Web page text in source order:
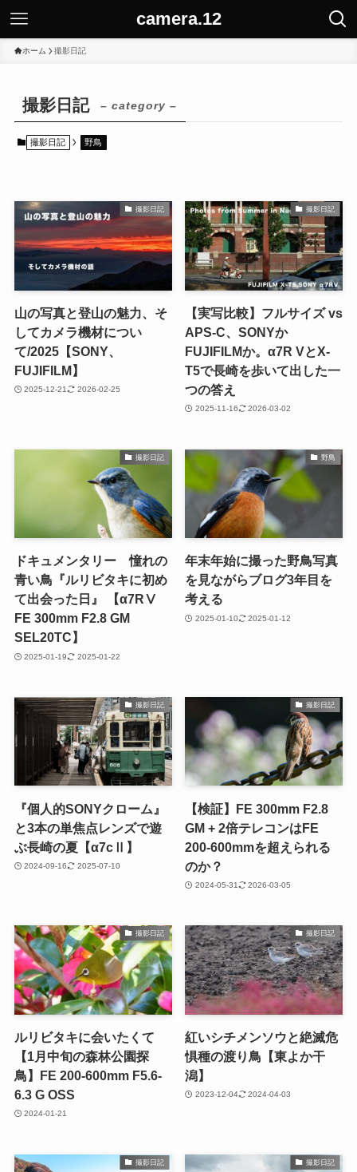
camera.12
ホーム 撮影日記
撮影日記 – category –
撮影日記 野鳥
撮影日記
山の写真と登山の魅力、そ
してカメラ機材につい
て/2025【SONY、
FUJIFILM】
2025-12-21 2026-02-25
撮影日記
【実写比較】フルサイズ vs
APS-C、SONYか
FUJIFILMか。α7R VとX-
T5で長崎を歩いて出した一
つの答え
2025-11-16 2026-03-02
撮影日記
ドキュメンタリー 憧れの
青い鳥『ルリビタキに初め
て出会った日』 【α7RⅤ
FE 300mm F2.8 GM
SEL20TC】
2025-01-19 2025-01-22
野鳥
年末年始に撮った野鳥写真
を見ながらブログ3年目を
考える
2025-01-10 2025-01-12
撮影日記
『個人的SONYクローム』
と3本の単焦点レンズで遊
ぶ長崎の夏【α7cⅡ】
2024-09-16 2025-07-10
撮影日記
【検証】FE 300mm F2.8
GM + 2倍テレコンはFE
200-600mmを超えられる
のか？
2024-05-31 2026-03-05
撮影日記
ルリビタキに会いたくて
【1月中旬の森林公園探
鳥】FE 200-600mm F5.6-
6.3 G OSS
2024-01-21
撮影日記
紅いシチメンソウと絶滅危
惧種の渡り鳥【東よか干
潟】
2023-12-04 2024-04-03
撮影日記 撮影日記